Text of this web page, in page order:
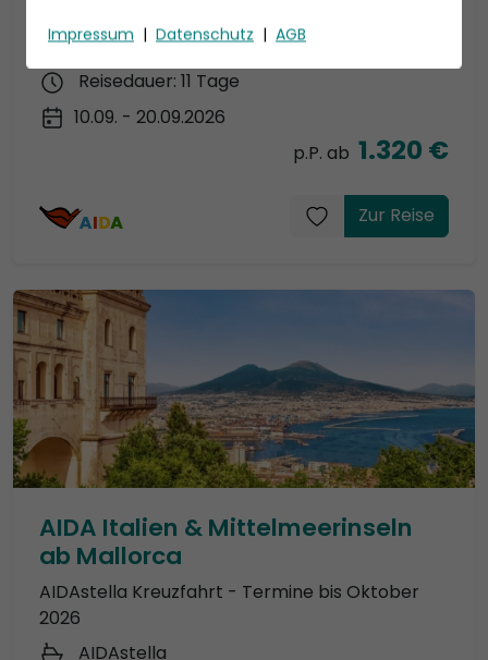
AIDAstella
Reisedauer: 11 Tage
10.09. - 20.09.2026
p.P. ab 1.320 €
Zur Reise
AIDA Italien & Mittelmeerinseln
ab Mallorca
AIDAstella Kreuzfahrt - Termine bis Oktober
2026
AIDAstella
Impressum | Datenschutz | AGB